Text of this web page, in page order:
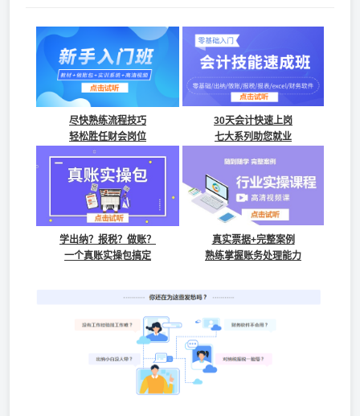
尽快熟练流程技巧
轻松胜任财会岗位
30天会计快速上岗
七大系列助您就业
学出纳？报税？做账？
一个真账实操包搞定
真实票据+完整案例
熟练掌握账务处理能力